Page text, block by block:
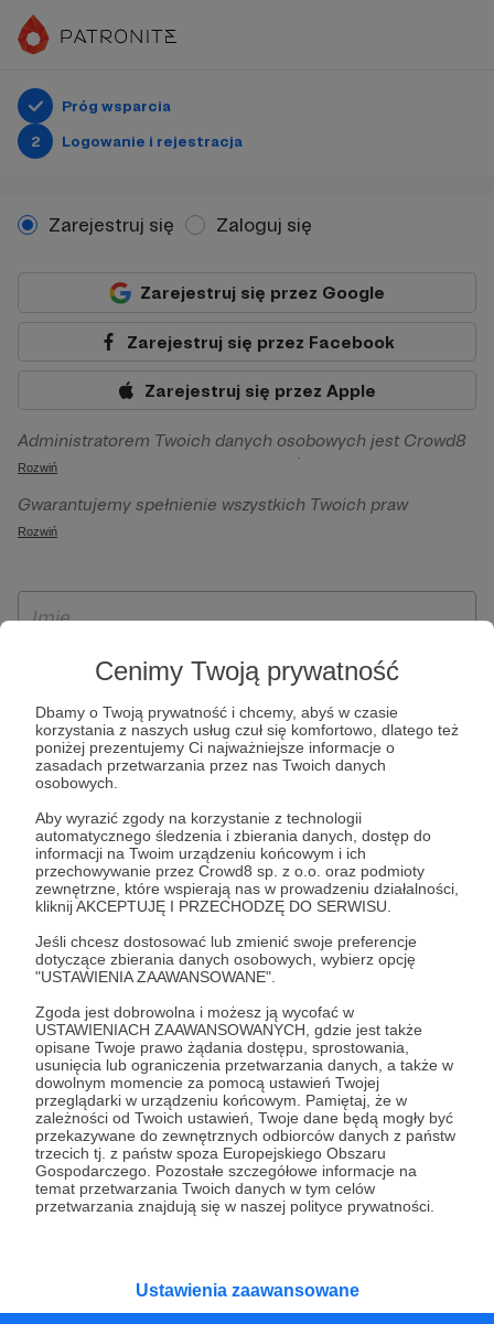
Cenimy Twoją prywatność
Dbamy o Twoją prywatność i chcemy, abyś w czasie
korzystania z naszych usług czuł się komfortowo, dlatego też
poniżej prezentujemy Ci najważniejsze informacje o
zasadach przetwarzania przez nas Twoich danych
osobowych.
Aby wyrazić zgody na korzystanie z technologii
automatycznego śledzenia i zbierania danych, dostęp do
informacji na Twoim urządzeniu końcowym i ich
przechowywanie przez Crowd8 sp. z o.o. oraz podmioty
zewnętrzne, które wspierają nas w prowadzeniu działalności,
kliknij AKCEPTUJĘ I PRZECHODZĘ DO SERWISU.
Jeśli chcesz dostosować lub zmienić swoje preferencje
dotyczące zbierania danych osobowych, wybierz opcję
"USTAWIENIA ZAAWANSOWANE".
Zgoda jest dobrowolna i możesz ją wycofać w
USTAWIENIACH ZAAWANSOWANYCH, gdzie jest także
opisane Twoje prawo żądania dostępu, sprostowania,
usunięcia lub ograniczenia przetwarzania danych, a także w
dowolnym momencie za pomocą ustawień Twojej
przeglądarki w urządzeniu końcowym. Pamiętaj, że w
zależności od Twoich ustawień, Twoje dane będą mogły być
przekazywane do zewnętrznych odbiorców danych z państw
trzecich tj. z państw spoza Europejskiego Obszaru
Gospodarczego. Pozostałe szczegółowe informacje na
temat przetwarzania Twoich danych w tym celów
przetwarzania znajdują się w naszej polityce prywatności.
Ustawienia zaawansowane
Próg wsparcia
2
Logowanie i rejestracja
Zarejestruj się Zaloguj się
Zarejestruj się przez Google
Zarejestruj się przez Facebook
Zarejestruj się przez Apple
Administratorem Twoich danych osobowych jest Crowd8
sp. z o.o. z siedziba w Warszawie, ul. Żwirki i Wigury 16, 02-
092 Warszawa. Twoje dane osobowe będą przetwarzane w
szczególności w celu wykonania umowy zawartej z Tobą, w
Patronite.pl, w tym możliwości dokonywania oraz
otrzymywania wsparcia na naszej platformie oraz
Rozwiń
Gwarantujemy spełnienie wszystkich Twoich praw
wynikających z ogólnego rozporządzenia o ochronie
ich przenoszenia, niepodlegania zautomatyzowanemu
wyrażenia sprzeciwu wobec przetwarzania Twoich danych
osobowych. Rejestracja dla osób niepełnoletnich możliwa
jest po przekazaniu podpisanego formularza "Zgodna na
założenie konta przez osobę niepełnoletnią", formularz
dostępny jest na stronie regulaminu Patronite.pl.
Rozwiń
* Zapoznałem się i akceptujęRegulaminserwisu oraz
* Wyrażam zgodę na przetwarzanie moich danych
osobowych podanych w formularzu rejestracyjnym w celu
prawidłowego świadczenia usług serwisu Patronite.
Wyrażam zgodę na otrzymywanie drogą elektroniczną
informacji handlowych - newslettera. Opcja ta może zostać
zmieniona w ustawieniach konta.